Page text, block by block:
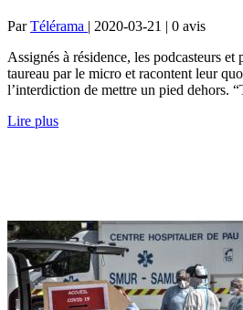
ParTélérama | 2020-03-21 | 0 avis
Assignés à résidence, les podcasteurs et
taureau par le micro et racontent leur
l’interdiction de mettre un pied dehors.
Lire plus